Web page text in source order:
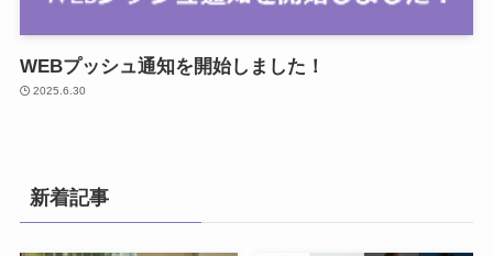
WEBプッシュ通知を開始しました！
2025.6.30
新着記事